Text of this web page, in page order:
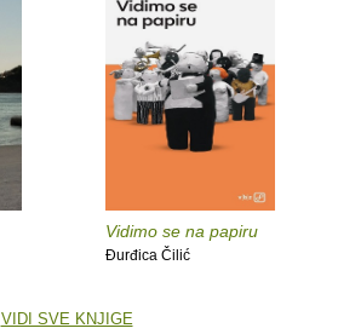
Vidimo se na papiru
Đurđica Čilić
VIDI SVE KNJIGE